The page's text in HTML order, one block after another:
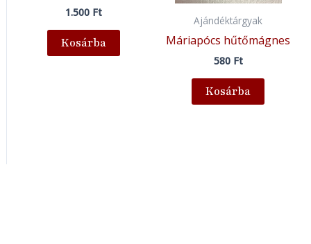
1.500 Ft
Kosárba
Ajándéktárgyak
Máriapócs hűtőmágnes
580 Ft
Kosárba